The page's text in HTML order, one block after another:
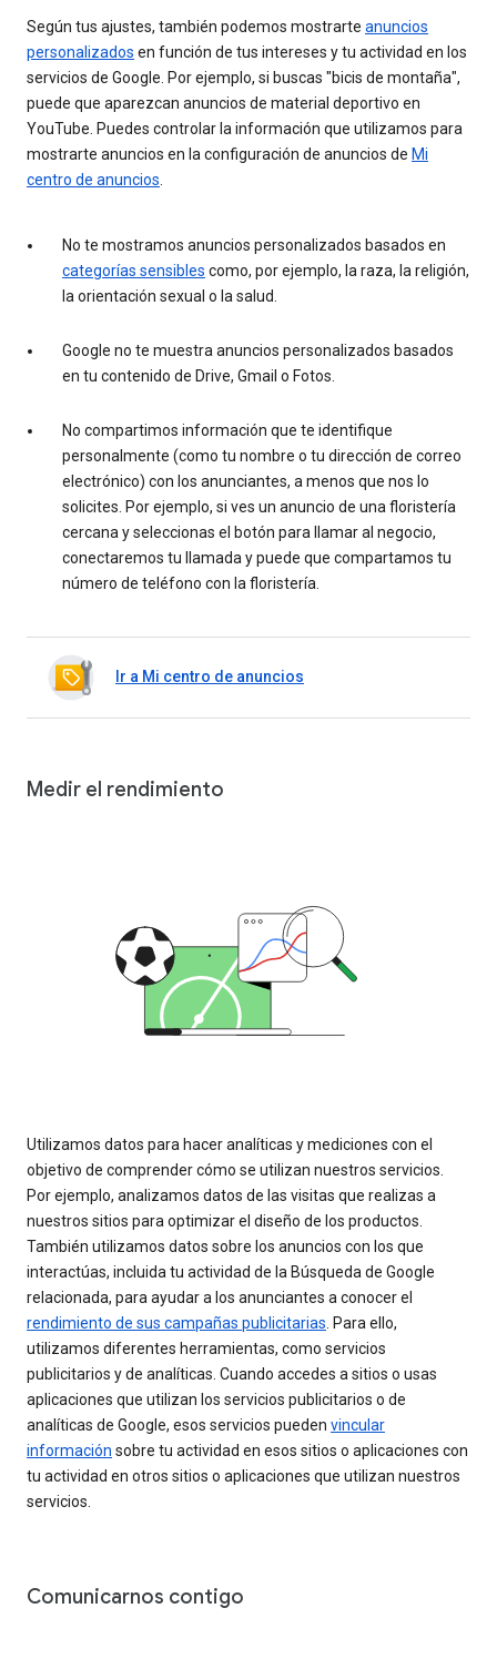
Según tus ajustes, también podemos mostrarte anuncios
personalizados en función de tus intereses y tu actividad en los
servicios de Google. Por ejemplo, si buscas "bicis de montaña",
puede que aparezcan anuncios de material deportivo en
YouTube. Puedes controlar la información que utilizamos para
mostrarte anuncios en la configuración de anuncios de Mi
centro de anuncios
No te mostramos anuncios personalizados basados en
categorías sensibles como, por ejemplo, la raza, la religión,
la orientación sexual o la salud.
Google no te muestra anuncios personalizados basados
en tu contenido de Drive, Gmail o Fotos.
No compartimos información que te identifique
personalmente (como tu nombre o tu dirección de correo
electrónico) con los anunciantes, a menos que nos lo
solicites. Por ejemplo, si ves un anuncio de una floristería
cercana y seleccionas el botón para llamar al negocio,
conectaremos tu llamada y puede que compartamos tu
número de teléfono con la floristería.
Ir a Mi centro de anuncios
Medir el rendimiento
Utilizamos datos para hacer analíticas y mediciones con el
objetivo de comprender cómo se utilizan nuestros servicios.
Por ejemplo, analizamos datos de las visitas que realizas a
nuestros sitios para optimizar el diseño de los productos.
También utilizamos datos sobre los anuncios con los que
interactúas, incluida tu actividad de la Búsqueda de Google
relacionada, para ayudar a los anunciantes a conocer el
rendimiento de sus campañas publicitarias. Para ello,
utilizamos diferentes herramientas, como servicios
publicitarios y de analíticas. Cuando accedes a sitios o usas
aplicaciones que utilizan los servicios publicitarios o de
analíticas de Google, esos servicios pueden vincular
información sobre tu actividad en esos sitios o aplicaciones con
tu actividad en otros sitios o aplicaciones que utilizan nuestros
servicios.
Comunicarnos contigo